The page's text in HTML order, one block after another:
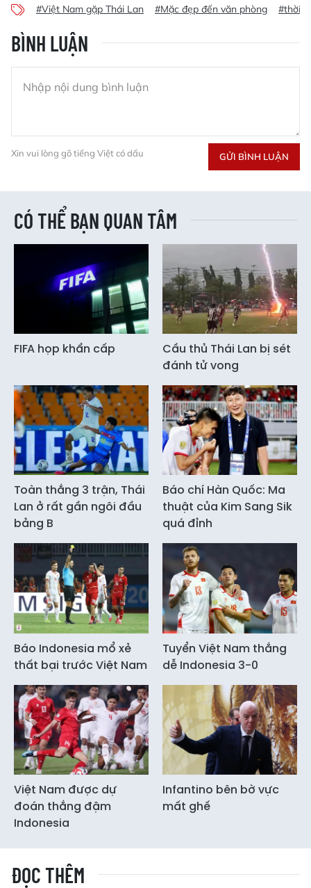
#Việt Nam gặp Thái Lan #Mặc đẹp đến văn phòng #thời
BÌNH LUẬN
Xin vui lòng gõ tiếng Việt có dấu GỬI BÌNH LUẬN
CÓ THỂ BẠN QUAN TÂM
FIFA họp khẩn cấp
Cầu thủ Thái Lan bị sét
đánh tử vong
Toàn thắng 3 trận, Thái
Lan ở rất gần ngôi đầu
bảng B
Báo chí Hàn Quốc: Ma
thuật của Kim Sang Sik
quá đỉnh
Báo Indonesia mổ xẻ
thất bại trước Việt Nam
Tuyển Việt Nam thắng
dễ Indonesia 3-0
Việt Nam được dự
đoán thắng đậm
Indonesia
Infantino bên bờ vực
mất ghế
ĐỌC THÊM